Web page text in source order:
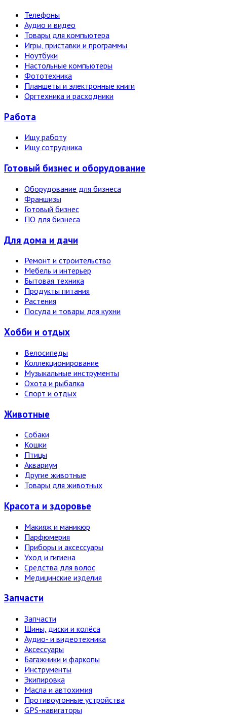
Телефоны
Аудио и видео
Товары для компьютера
Игры, приставки и программы
Ноутбуки
Настольные компьютеры
Фототехника
Планшеты и электронные книги
Оргтехника и расходники
Работа
Ищу работу
Ищу сотрудника
Готовый бизнес и оборудование
Оборудование для бизнеса
Франшизы
Готовый бизнес
ПО для бизнеса
Для дома и дачи
Ремонт и строительство
Мебель и интерьер
Бытовая техника
Продукты питания
Растения
Посуда и товары для кухни
Хобби и отдых
Велосипеды
Коллекционирование
Музыкальные инструменты
Охота и рыбалка
Спорт и отдых
Животные
Собаки
Кошки
Птицы
Аквариум
Другие животные
Товары для животных
Красота и здоровье
Макияж и маникюр
Парфюмерия
Приборы и аксессуары
Уход и гигиена
Средства для волос
Медицинские изделия
Запчасти
Запчасти
Шины, диски и колёса
Аудио- и видеотехника
Аксессуары
Багажники и фаркопы
Инструменты
Экипировка
Масла и автохимия
Противоугонные устройства
GPS-навигаторы